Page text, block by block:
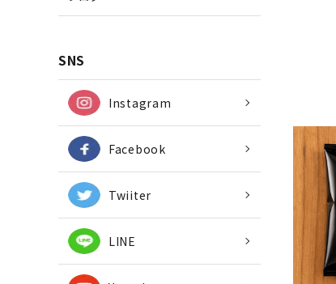
SNS
Instagram
Facebook
Twiiter
LINE